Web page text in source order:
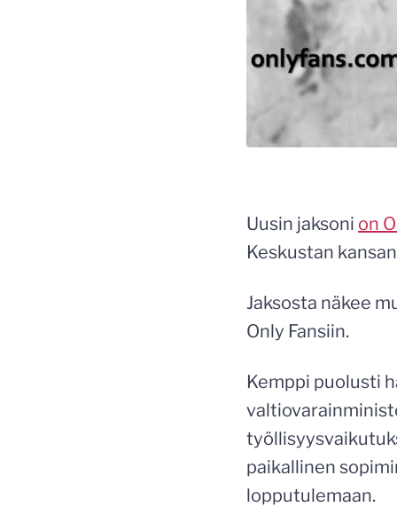
Uusin jaksoni on
Keskustan
Jaksosta näkee
Only Fansiin.
Kemppi puolusti
paikallinen
lopputulemaan.